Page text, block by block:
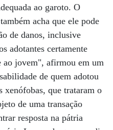
ao garoto. O
acha que ele pode
de danos, inclusive
adotantes certamente
ao jovem", afirmou em um
de quem adotou
xenófobas, que trataram o
de uma transação
resposta na pátria